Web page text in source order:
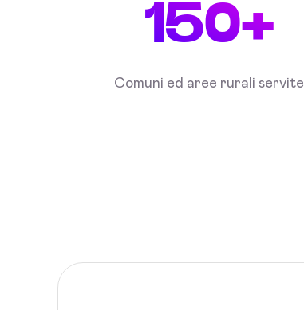
150+
Comuni ed aree rurali servite